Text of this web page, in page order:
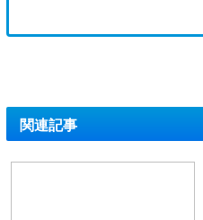
関連記事